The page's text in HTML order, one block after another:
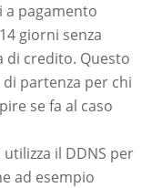
a pagamento
giorni senza
di credito. Questo
partenza per chi
se fa al caso
il DDNS per
ad esempio